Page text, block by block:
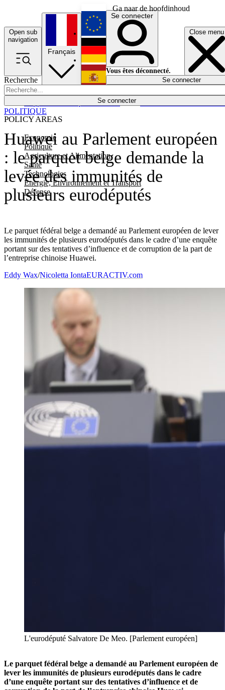
Ga naar de hoofdinhoud
Open sub
navigation
Close menu
Recherche
Se connecter
POLICY AREAS
Economie
Politique
Agriculture et Alimentation
Santé
Technologies
Energie, Environnement et Transport
Défense
Économie
Français
English
Deutsch
Español
Se connecter
Vous êtes déconnecté.
Se connecter
Huawei au Parlement européen
: le parquet belge demande la
levée des immunités de
plusieurs eurodéputés
Le parquet fédéral belge a demandé au Parlement européen de lever
les immunités de plusieurs eurodéputés dans le cadre d’une enquête
portant sur des tentatives d’influence et de corruption de la part de
l’entreprise chinoise Huawei.
POLITIQUE
Eddy Wax/Nicoletta IontaEURACTIV.com
L'eurodéputé Salvatore De Meo. [Parlement européen]
Le parquet fédéral belge a demandé au Parlement européen de
lever les immunités de plusieurs eurodéputés dans le cadre
d’une enquête portant sur des tentatives d’influence et de